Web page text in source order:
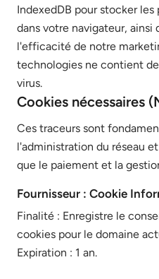
IndexedDB pour stocker
dans votre navigateur, ainsi
l'efficacité de notre
technologies ne contient
virus.
Cookies nécessaires
Ces traceurs sont
l'administration du réseau
que le paiement et la
Fournisseur : Cookie
Finalité : Enregistre le
cookies pour le domaine
Expiration : 1 an.